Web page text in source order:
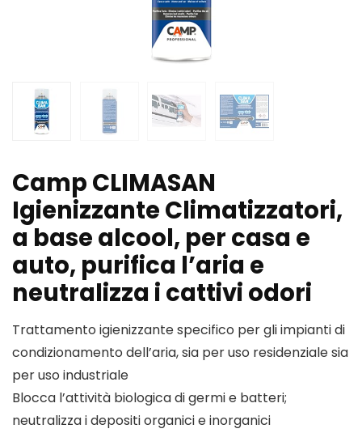
Camp CLIMASAN
Igienizzante Climatizzatori,
a base alcool, per casa e
auto, purifica l’aria e
neutralizza i cattivi odori
Trattamento igienizzante specifico per gli impianti di
condizionamento dell’aria, sia per uso residenziale sia
per uso industriale
Blocca l’attività biologica di germi e batteri;
neutralizza i depositi organici e inorganici